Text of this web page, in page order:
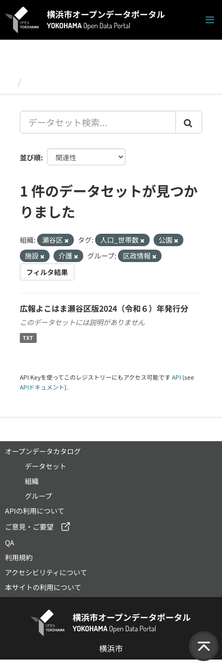
キ
並び順
1 件のデータセットが見つか
りました
組織: 瀬谷区 タグ: 人口_世帯数
公園
施設
介護 グループ:
区政情報
フィルタ結果
広報よこはま瀬谷区版2024（令和６）年発行分
このデータセットには説明がありません
TXT
API Keyを使ってこのレジストリーにもアクセス可能です API (see
APIドキュメント).
オープンデータカタログ
データセット
組織
グループ
APIの利用について
ご意見・ご要望
QA
利用規約
アクセシビリティについて
本サイトの利用について
横浜市